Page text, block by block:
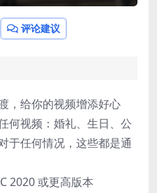
评论建议
，给你的视频增添好心
何视频：婚礼、生日、公
于任何情况，这些都是通
2020 或更高版本